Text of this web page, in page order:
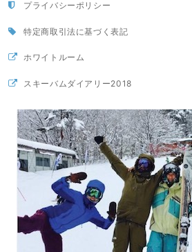
プライバシーポリシー
特定商取引法に基づく表記
ホワイトルーム
スキーバムダイアリー2018